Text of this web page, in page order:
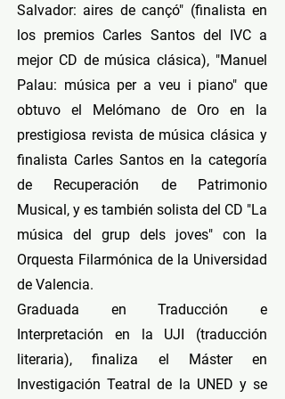
Salvador: aires de cançó" (finalista en
los premios Carles Santos del IVC a
mejor CD de música clásica), "Manuel
Palau: música per a veu i piano" que
obtuvo el Melómano de Oro en la
prestigiosa revista de música clásica y
finalista Carles Santos en la categoría
de Recuperación de Patrimonio
Musical, y es también solista del CD "La
música del grup dels joves" con la
Orquesta Filarmónica de la Universidad
de Valencia.
Graduada en Traducción e
Interpretación en la UJI (traducción
literaria), finaliza el Máster en
Investigación Teatral de la UNED y se